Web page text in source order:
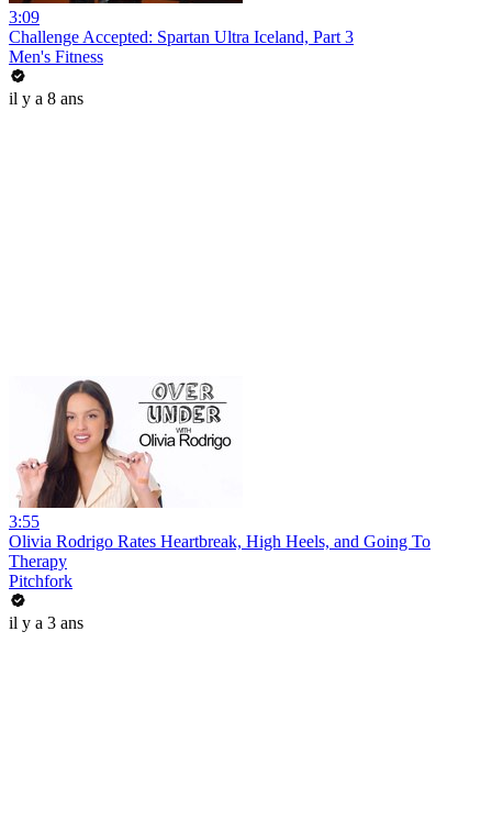
3:09
Challenge Accepted: Spartan Ultra Iceland, Part 3
Men's Fitness
il y a 8 ans
3:55
Olivia Rodrigo Rates Heartbreak, High Heels, and Going To
Therapy
Pitchfork
il y a 3 ans